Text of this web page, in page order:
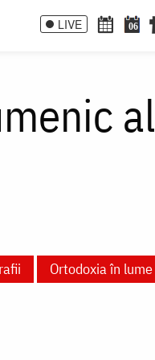
LIVE 06
al
Ortodoxia în lume